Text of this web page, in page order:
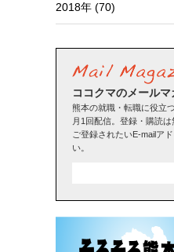
2018年 (70)
ココクマのメール
熊本の就職・転職に役立
月1回配信。登録・購読は
ご登録されたいE-mailア
い。